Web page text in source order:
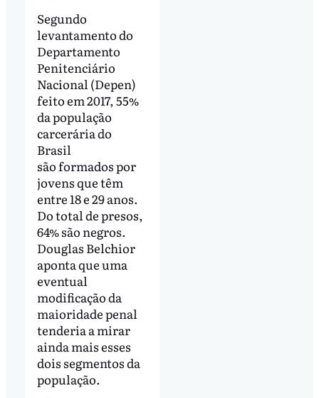
Segundo
levantamento do
Departamento
Penitenciário
Nacional (Depen)
feito em 2017, 55%
da população
carcerária do
Brasil
são formados por
jovens que têm
entre 18 e 29 anos.
Do total de presos,
64% são negros.
Douglas Belchior
aponta que uma
eventual
modificação da
maioridade penal
tenderia a mirar
ainda mais esses
dois segmentos da
população.